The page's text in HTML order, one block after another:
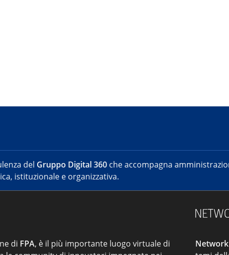
del Gruppo Digital 360 che accompagna
istituzionale e organizzativa.
di FPA, è il più importante luogo virtuale di